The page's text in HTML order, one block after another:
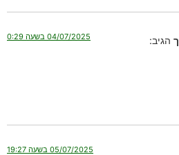
הגיב: 04/07/2025 בשעה 0:29
05/07/2025 בשעה 19:27